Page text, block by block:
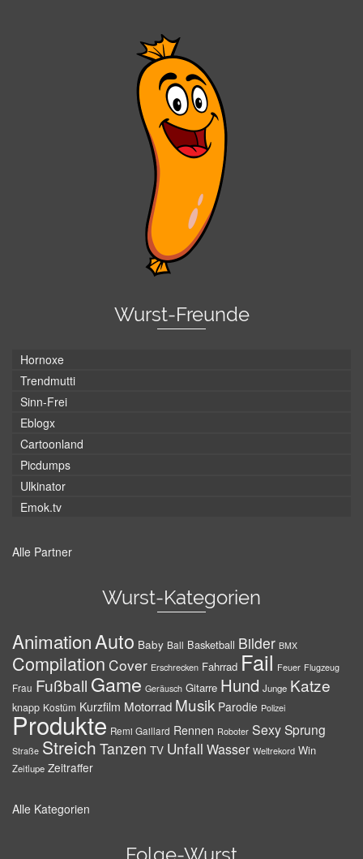
Wurst-Freunde
Hornoxe
Trendmutti
Sinn-Frei
Eblogx
Cartoonland
Picdumps
Ulkinator
Emok.tv
Alle Partner
Wurst-Kategorien
AnimationAuto Baby Ball Basketball Bilder BMX
Compilation Cover Erschrecken Fahrrad Fail Feuer Flugzeug
Frau Fußball Game Geräusch Gitarre Hund Junge Katze
knapp Kostüm Kurzfilm Motorrad Musik Parodie Polizei
Produkte Remi Gaillard Rennen Roboter SexySprung
Straße Streich Tanzen TV Unfall Wasser Weltrekord Win
Zeitlupe Zeitraffer
Alle Kategorien